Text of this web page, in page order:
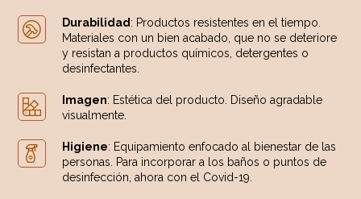
Durabilidad : Productos resistentes en el tiempo.
Materiales con un bien acabado, que no se deteriore
y resistan a productos químicos, detergentes o
desinfectantes.
Imagen: Estética del producto. Diseño agradable
visualmente.
Higiene: Equipamiento enfocado al bienestar de las
personas. Para incorporar a los baños o puntos de
desinfección, ahora con el Covid-19.